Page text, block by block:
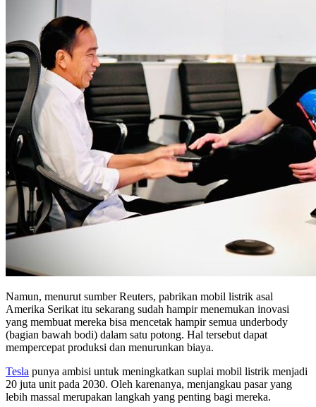
Namun, menurut sumber Reuters, pabrikan mobil listrik asal
Amerika Serikat itu sekarang sudah hampir menemukan inovasi
yang membuat mereka bisa mencetak hampir semua underbody
(bagian bawah bodi) dalam satu potong. Hal tersebut dapat
mempercepat produksi dan menurunkan biaya.
Tesla punya ambisi untuk meningkatkan suplai mobil listrik menjadi
20 juta unit pada 2030. Oleh karenanya, menjangkau pasar yang
lebih massal merupakan langkah yang penting bagi mereka.